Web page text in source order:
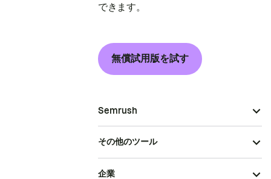
できます。
無償試用版を試す
Semrush
その他のツール
企業